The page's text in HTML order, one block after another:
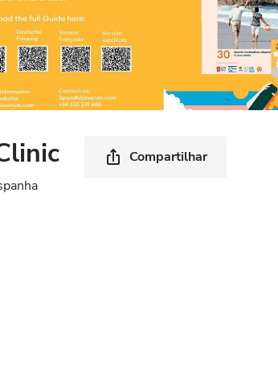
Compartilhar